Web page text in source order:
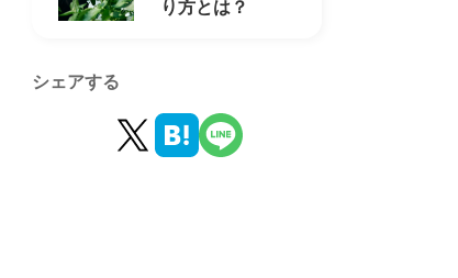
り方とは？
シェアする